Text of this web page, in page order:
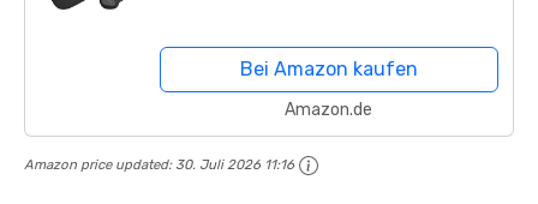
Mikrofonen, aktiver
Geräuschunterdrückung und...
Bei Amazon kaufen
Amazon.de
Amazon price updated: 30. Juli 2026 11:16